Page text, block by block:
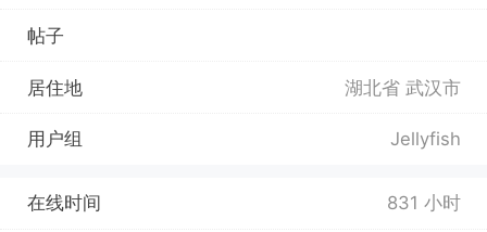
帖子
居住地 湖北省 武汉市
用户组 Jellyfish
在线时间 831 小时